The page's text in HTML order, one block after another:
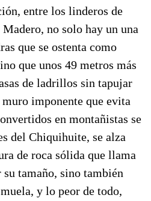
entre los linderos de
no solo hay un una
que se ostenta como
que unos 49 metros más
de ladrillos sin tapujar
muro imponente que evita
en montañistas se
del Chiquihuite, se alza
de roca sólida que llama
tamaño, sino también
y lo peor de todo,